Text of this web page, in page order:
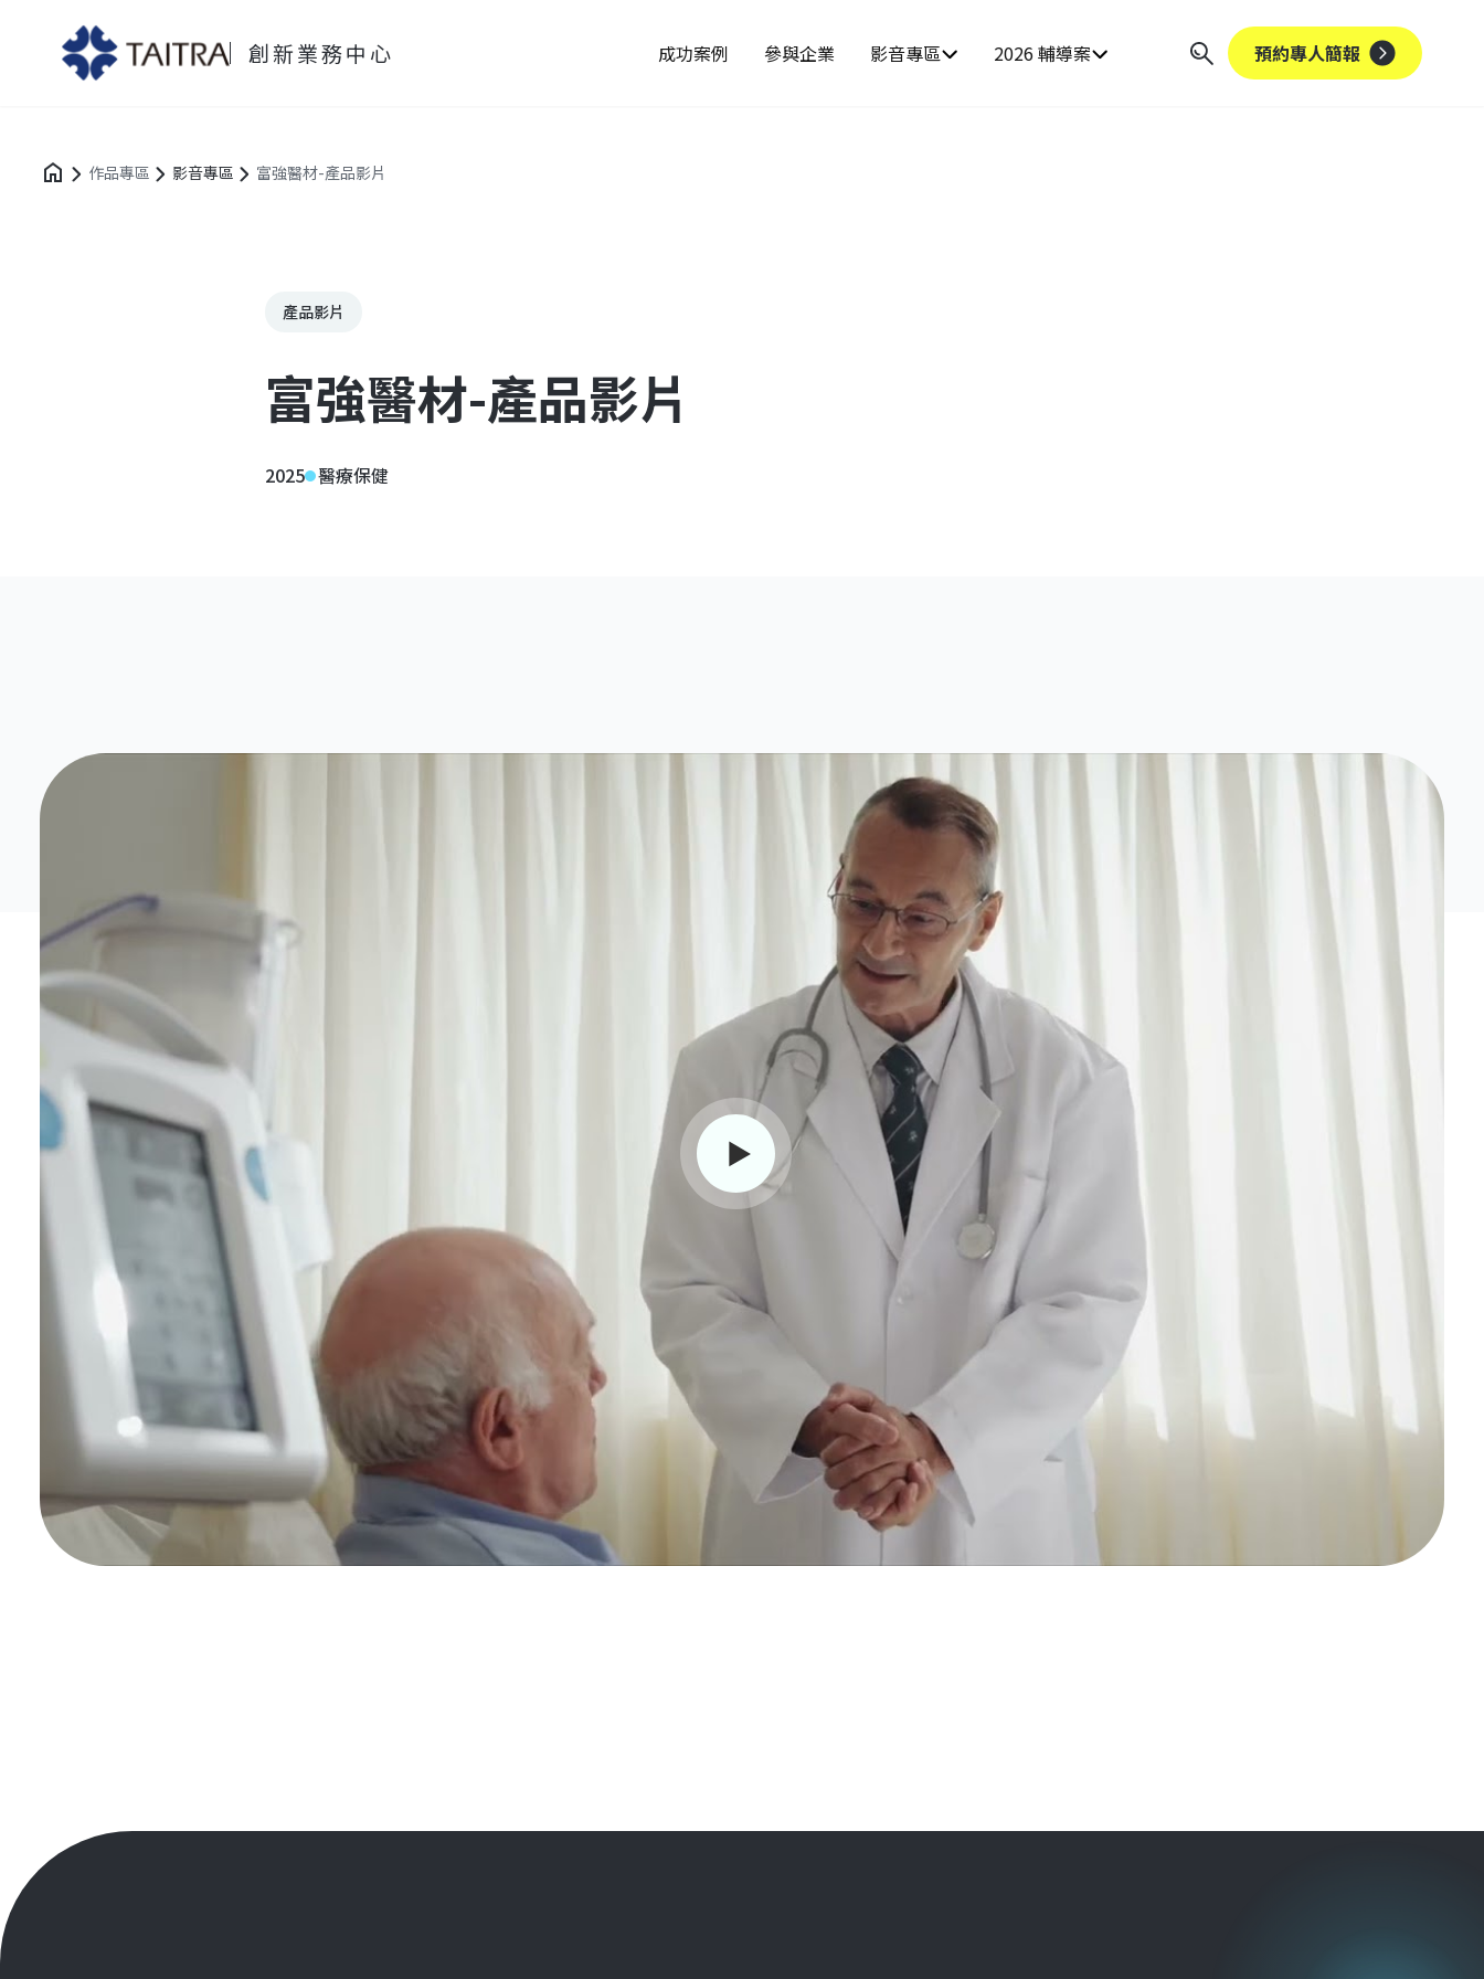
創新業務中心 成功案例 參與企業 影音專區 2026 輔導案 預約專人簡報
作品專區 影音專區 富強醫材-產品影片
產品影片
富強醫材-產品影片
2025 醫療保健